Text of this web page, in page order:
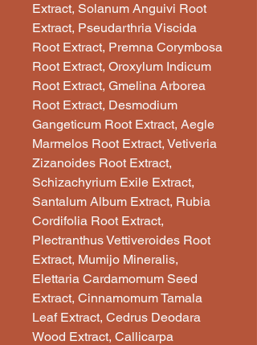
Extract, Solanum Anguivi Root
Extract, Pseudarthria Viscida
Root Extract, Premna Corymbosa
Root Extract, Oroxylum Indicum
Root Extract, Gmelina Arborea
Root Extract, Desmodium
Gangeticum Root Extract, Aegle
Marmelos Root Extract, Vetiveria
Zizanoides Root Extract,
Schizachyrium Exile Extract,
Santalum Album Extract, Rubia
Cordifolia Root Extract,
Plectranthus Vettiveroides Root
Extract, Mumijo Mineralis,
Elettaria Cardamomum Seed
Extract, Cinnamomum Tamala
Leaf Extract, Cedrus Deodara
Wood Extract, Callicarpa